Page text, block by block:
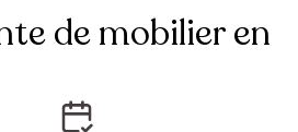
de mobilier en